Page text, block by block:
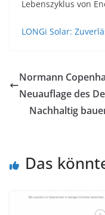
Lebenszyklus von
LONGi Solar:
Normann
Neuauflage des
Nachhaltig
Das